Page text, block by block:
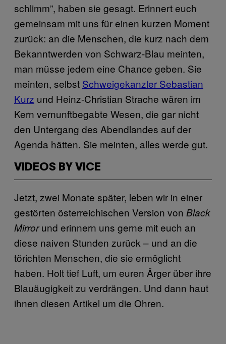
schlimm”, haben sie gesagt. Erinnert euch
gemeinsam mit uns für einen kurzen Moment
zurück: an die Menschen, die kurz nach dem
Bekanntwerden von Schwarz-Blau meinten,
man müsse jedem eine Chance geben. Sie
meinten, selbst Schweigekanzler Sebastian
Kurz und Heinz-Christian Strache wären im
Kern vernunftbegabte Wesen, die gar nicht
den Untergang des Abendlandes auf der
Agenda hätten. Sie meinten, alles werde gut.
VIDEOS BY VICE
Jetzt, zwei Monate später, leben wir in einer
gestörten österreichischen Version von Black
Mirrorund erinnern uns gerne mit euch an
diese naiven Stunden zurück – und an die
törichten Menschen, die sie ermöglicht
haben. Holt tief Luft, um euren Ärger über ihre
Blauäugigkeit zu verdrängen. Und dann haut
ihnen diesen Artikel um die Ohren.